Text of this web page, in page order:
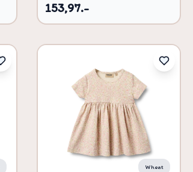
153,97.-
Wheat